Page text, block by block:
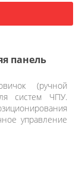
панель
(ручной
систем ЧПУ.
управление